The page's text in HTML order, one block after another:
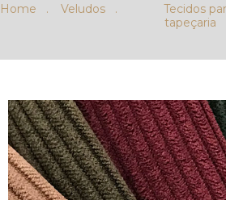
Home . Veludos .
Tecidos
tapeçaria